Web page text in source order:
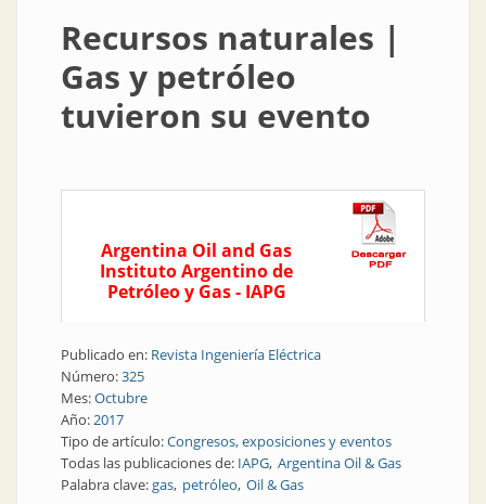
Recursos naturales |
Gas y petróleo
tuvieron su evento
Argentina Oil and Gas
Instituto Argentino de
Petróleo y Gas - IAPG
Publicado en: Revista Ingeniería Eléctrica
Número:325
Mes:Octubre
Año:2017
Tipo de artículo:Congresos, exposiciones y eventos
Todas las publicaciones de: IAPG Argentina Oil & Gas
Palabra clave:gas petróleo Oil & Gas